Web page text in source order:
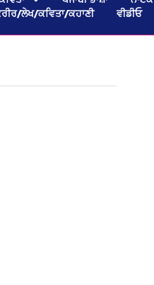
ਲੇਖ/ਕਵਿਤਾ/ਕਹਾਣੀ ਵੀਡੀਓ